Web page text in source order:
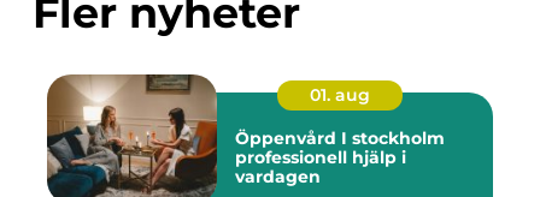
Fler nyheter
01. aug
Öppenvård I stockholm
professionell hjälp i
vardagen